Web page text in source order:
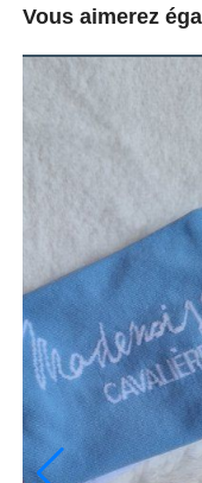
Vous aimerez